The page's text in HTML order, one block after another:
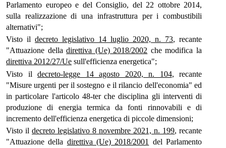
Parlamento europeo e del Consiglio, del 22 ottobre 2014,
sulla realizzazione di una infrastruttura per i combustibili
alternativi";
Visto il decreto legislativo 14 luglio 2020, n. 73, recante
"Attuazione delladirettiva (Ue) 2018/2002 che modifica la
direttiva 2012/27/Ue sull'efficienza energetica";
Visto il decreto-legge 14 agosto 2020, n. 104, recante
"Misure urgenti per il sostegno e il rilancio dell'economia" ed
in particolare l'articolo 48-ter che disciplina gli interventi di
produzione di energia termica da fonti rinnovabili e di
incremento dell'efficienza energetica di piccole dimensioni;
Visto il decreto legislativo 8 novembre 2021, n. 199, recante
"Attuazione della direttiva (Ue) 2018/2001
del Parlamento